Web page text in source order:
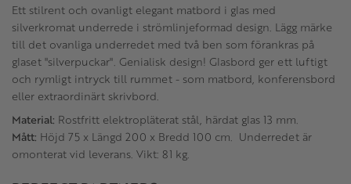
Ett stilrent och ovanligt elegant matbord i glas med
silverkromat underrede i strömlinjeformad design. Lägg märke
till det ovanliga underredet med två ben som förankras på
glaset "silverpuckar". Genialisk design! Glasbord ger ett luftigt
och rymligt intryck till rummet - som matbord, konferensbord
eller extraordinärt skrivbord.
Material: Rostfritt elektropläterat stål, härdat glas 13 mm.
Mått: Höjd 75 x Längd 200 x Bredd 100 cm. Underredet är
omonterat vid leverans. Vikt: 81 kg.